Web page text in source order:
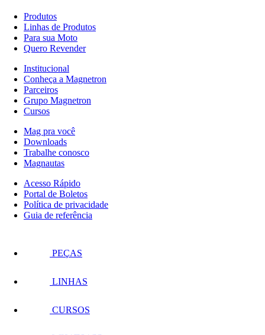
Produtos
Linhas de Produtos
Para sua Moto
Quero Revender
Institucional
Conheça a Magnetron
Parceiros
Grupo Magnetron
Cursos
Mag pra você
Downloads
Trabalhe conosco
Magnautas
Acesso Rápido
Portal de Boletos
Política de privacidade
Guia de referência
PEÇAS
LINHAS
CURSOS